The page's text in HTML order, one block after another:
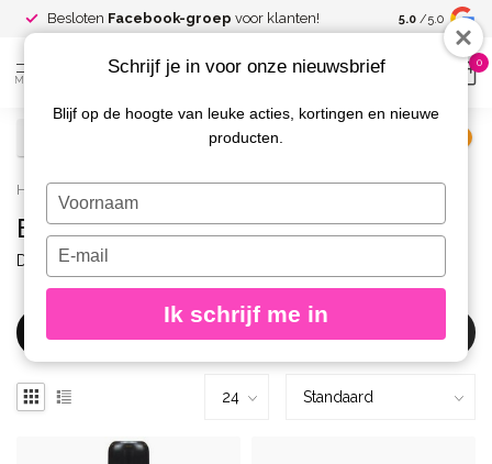
Besloten Facebook-groep voor klanten! Spaar voor
kortingen
5.0 /5.0
MENU
0
Home / Merken / Diva / Easy Gel
Easy Gel
Diva Easygel. Acryl en Gel samengebracht in 1 product.
Filters
Schrijf je in voor onze nieuwsbrief
Blijf op de hoogte van leuke acties, kortingen en nieuwe
producten.
Typ
je
naam
Typ
je
e-
in
Ik schrijf me in